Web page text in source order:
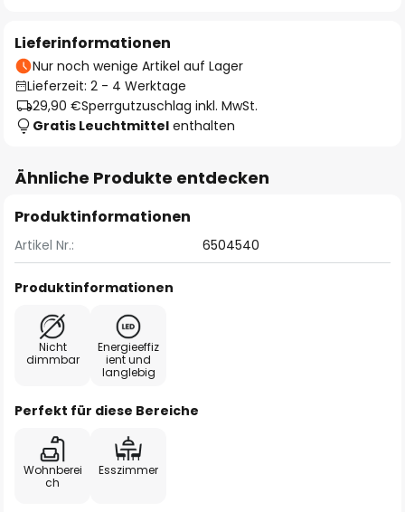
Lieferinformationen
Nur noch wenige Artikel auf Lager
Lieferzeit: 2 - 4 Werktage
29,90 €Sperrgutzuschlag inkl. MwSt.
Gratis Leuchtmittel enthalten
Ähnliche Produkte entdecken
Produktinformationen
Artikel Nr.: 6504540
Produktinformationen
Nicht
dimmbar
Energieeffiz
ient und
langlebig
Perfekt für diese Bereiche
Wohnberei
ch
Esszimmer